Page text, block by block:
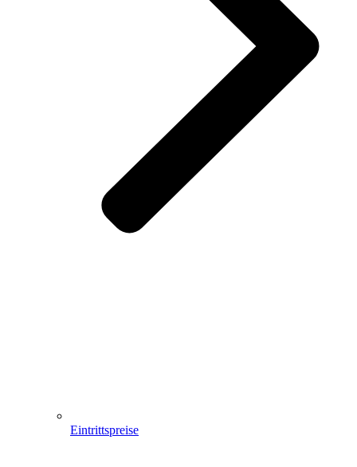
Eintrittspreise